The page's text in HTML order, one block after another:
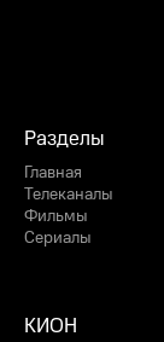
Разделы
Главная
Телеканалы
Фильмы
Сериалы
КИОН